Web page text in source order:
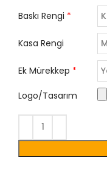
Baskı Rengi *
Kasa Rengi
Ek Mürekkep *
Logo/Tasarım